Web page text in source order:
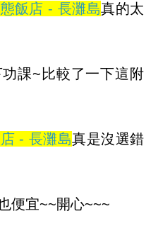
飯店 - 長灘島真的太
課~比較了一下這附
- 長灘島真是沒選錯
便宜~~開心~~~